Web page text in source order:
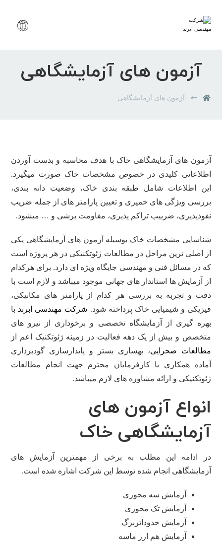
آزمون های آزمایشگاهی
آزمون های آزمایشگاهی
آزمون های آزمایشگاهی خاک با هدف محاسبه و بدست آوردن
اطلاعاتی کلیدی در خصوص مشخصات خاک صورت میگیرد.
این اطلاعات شامل طبقه بندی خاک، وضعیت دانه بندی،
بررسی ویژگی های خمیری و تعیین پارامتر های از جمله ضریب
نفوذپذیری، ضرییب تراکم پذیری، مقاومت برشی و … میشود.
شناسایی مشخصات خاک بوسیله آزمون های آزمایشگاهی یکی
از اصلی ترین مراحل در مطالعات ژئوتکنیکی در هر پروژه است
که در مسائل فنی و مهندسی جایگاه ویژه ای دارد. برای هرکدام
از آزمایش ها استاندار های جهانی موجود میباشد و لازم است با
دقت و تجربه به بررسی هر کدام از پارامتر های مکانیکی،
فیزیکی و شیمیایی خاک پرداخته شود. شرکت مهندسی ابرند با
بهره گیری از آزمایشگاه تخصصی و برخوداری از نیرو های
متخصص و بیش از یک دهه فعالیت در زمینه ژئوتکنیک اعم از
مطالعات صحرایی، بهسازی بستر و پایدارسازی گودبرداری
آماده همکاری با کارفرمایان محترم جهت انجام مطالعات
ژئوتکنیکی و ارائه مشاوره های لازم میباشد.
انواع آزمون های
آزمایشگاهی خاک
در ادامه این مطلب به برخی از مهمترین آزمایش های
آزمایشگاهی انجام شده توسط این شرکت اشاره شده است.
آزمایش سه محوری
آزمایش تک محوری
آزمایش حدوداتربرگ
آزمایش هم ارز ماسه